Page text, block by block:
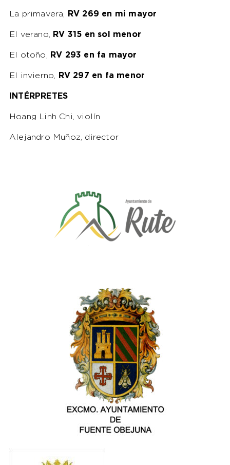
La primavera, RV 269 en mi mayor
El verano, RV 315 en sol menor
El otoño, RV 293 en fa mayor
El invierno, RV 297 en fa menor
INTÉRPRETES
Hoang Linh Chi, violín
Alejandro Muñoz, director